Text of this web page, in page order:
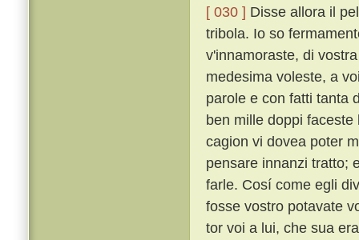
[ 030 ] Disse allora il
tribola. Io so
v'innamoraste, di
medesima voleste, a
parole e con fatti tanta
ben mille doppi
cagion vi dovea poter
pensare innanzi tratto;
farle. Cosí come egli
fosse vostro potavate
tor voi a lui, che sua